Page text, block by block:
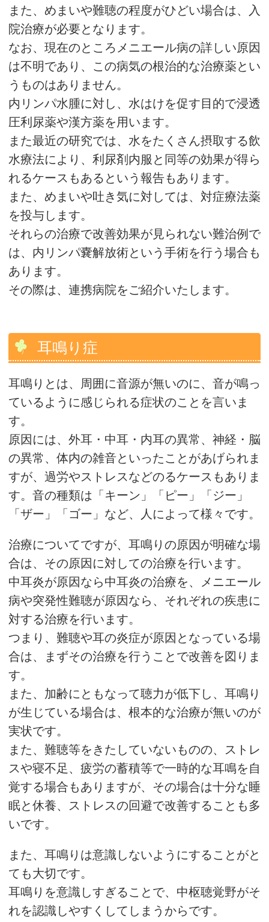
また、めまいや難聴の程度がひどい場合は、入
院治療が必要となります。
なお、現在のところメニエール病の詳しい原因
は不明であり、この病気の根治的な治療薬とい
うものはありません。
内リンパ水腫に対し、水はけを促す目的で浸透
圧利尿薬や漢方薬を用います。
また最近の研究では、水をたくさん摂取する飲
水療法により、利尿剤内服と同等の効果が得ら
れるケースもあるという報告もあります。
また、めまいや吐き気に対しては、対症療法薬
を投与します。
それらの治療で改善効果が見られない難治例で
は、内リンパ嚢解放術という手術を行う場合も
あります。
その際は、連携病院をご紹介いたします。
耳鳴り症
耳鳴りとは、周囲に音源が無いのに、音が鳴っ
ているように感じられる症状のことを言いま
す。
原因には、外耳・中耳・内耳の異常、神経・脳
の異常、体内の雑音といったことがあげられま
すが、過労やストレスなどのるケースもありま
す。音の種類は「キーン」「ピー」「ジー」
「ザー」「ゴー」など、人によって様々です。
治療についてですが、耳鳴りの原因が明確な場
合は、その原因に対しての治療を行います。
中耳炎が原因なら中耳炎の治療を、メニエール
病や突発性難聴が原因なら、それぞれの疾患に
対する治療を行います。
つまり、難聴や耳の炎症が原因となっている場
合は、まずその治療を行うことで改善を図りま
す。
また、加齢にともなって聴力が低下し、耳鳴り
が生じている場合は、根本的な治療が無いのが
実状です。
また、難聴等をきたしていないものの、ストレ
スや寝不足、疲労の蓄積等で一時的な耳鳴を自
覚する場合もありますが、その場合は十分な睡
眠と休養、ストレスの回避で改善することも多
いです。
また、耳鳴りは意識しないようにすることがと
ても大切です。
耳鳴りを意識しすぎることで、中枢聴覚野がそ
れを認識しやすくしてしまうからです。